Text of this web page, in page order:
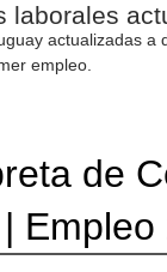
laborales
actualizadas
empleo.
de
Empleo